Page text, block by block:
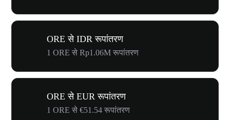
ORE से IDR रूपांतरण
1 ORE से Rp1.06M रूपांतरण
ORE से EUR रूपांतरण
1 ORE से €51.54 रूपांतरण